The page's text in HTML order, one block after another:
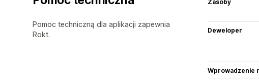
Pomoc techniczną dla aplikacji zapewnia
Rokt.
Zasoby
Deweloper
Wprowadzenie